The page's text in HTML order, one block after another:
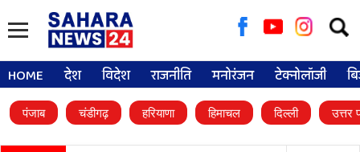
for:
HOME देश विदेश राजनीति मनोरंजन टेक्नोलॉजी
पंजाब चंडीगढ़ हरियाणा हिमाचल दिल्ली उत्तर